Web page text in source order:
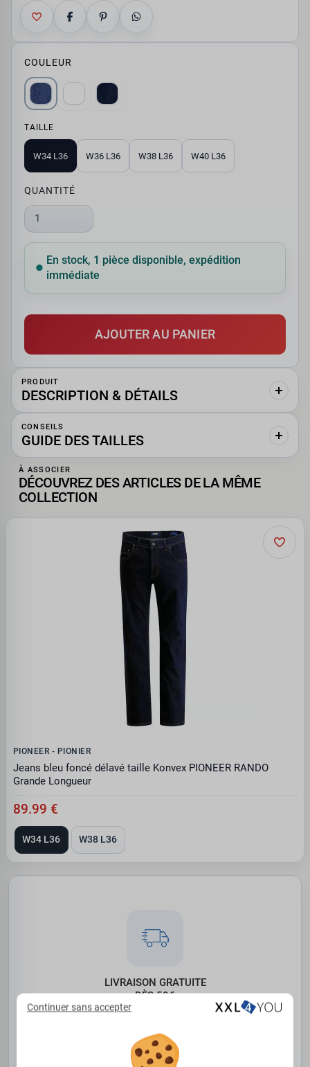
COULEUR
TAILLE
W34 L36 W36 L36 W38 L36 W40 L36
QUANTITÉ
1
En stock, 1 pièce disponible, expédition
immédiate
AJOUTER AU PANIER
PRODUIT
DESCRIPTION & DÉTAILS
CONSEILS
GUIDE DES TAILLES
À ASSOCIER
DÉCOUVREZ DES ARTICLES DE LA MÊME
COLLECTION
PIONEER - PIONIER
Jeans bleu foncé délavé taille Konvex PIONEER RANDO
Grande Longueur
89.99 €
W34 L36 W38 L36
LIVRAISON GRATUITE
DÈS 50€
Continuer sans accepter